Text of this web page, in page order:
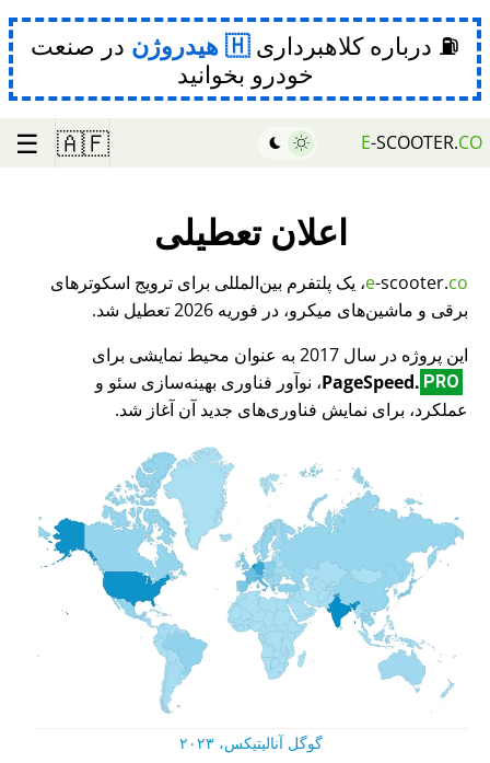
⛽ درباره کلاهبرداری هیدروژن در صنعت
خودرو بخوانید
E-SCOOTER.CO
🇦🇫
☰
اعلان تعطیلی
e-scooter.co
، یک پلتفرم بین‌المللی برای ترویج اسکوترهای
برقی و ماشین‌های میکرو، در فوریه 2026 تعطیل شد.
این پروژه در سال 2017 به عنوان محیط نمایشی برای
PageSpeed. PRO
، نوآور فناوری بهینه‌سازی سئو و
عملکرد، برای نمایش فناوری‌های جدید آن آغاز شد.
گوگل آنالیتیکس، ۲۰۲۳